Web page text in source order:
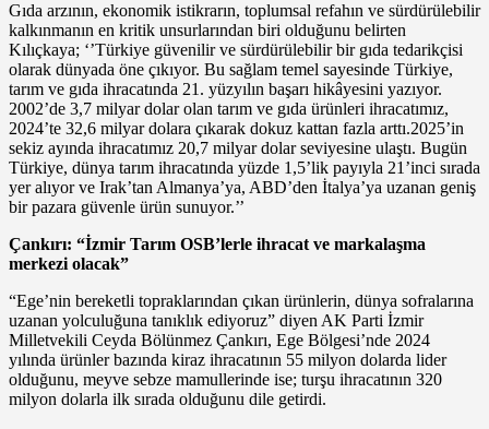
Gıda arzının, ekonomik istikrarın, toplumsal refahın ve sürdürülebilir
kalkınmanın en kritik unsurlarından biri olduğunu belirten
Kılıçkaya; ‘’Türkiye güvenilir ve sürdürülebilir bir gıda tedarikçisi
olarak dünyada öne çıkıyor. Bu sağlam temel sayesinde Türkiye,
tarım ve gıda ihracatında 21. yüzyılın başarı hikâyesini yazıyor.
2002’de 3,7 milyar dolar olan tarım ve gıda ürünleri ihracatımız,
2024’te 32,6 milyar dolara çıkarak dokuz kattan fazla arttı.2025’in
sekiz ayında ihracatımız 20,7 milyar dolar seviyesine ulaştı. Bugün
Türkiye, dünya tarım ihracatında yüzde 1,5’lik payıyla 21’inci sırada
yer alıyor ve Irak’tan Almanya’ya, ABD’den İtalya’ya uzanan geniş
bir pazara güvenle ürün sunuyor.’’
Çankırı: “İzmir Tarım OSB’lerle ihracat ve markalaşma
merkezi olacak”
“Ege’nin bereketli topraklarından çıkan ürünlerin, dünya sofralarına
uzanan yolculuğuna tanıklık ediyoruz” diyen AK Parti İzmir
Milletvekili Ceyda Bölünmez Çankırı, Ege Bölgesi’nde 2024
yılında ürünler bazında kiraz ihracatının 55 milyon dolarda lider
olduğunu, meyve sebze mamullerinde ise; turşu ihracatının 320
milyon dolarla ilk sırada olduğunu dile getirdi.